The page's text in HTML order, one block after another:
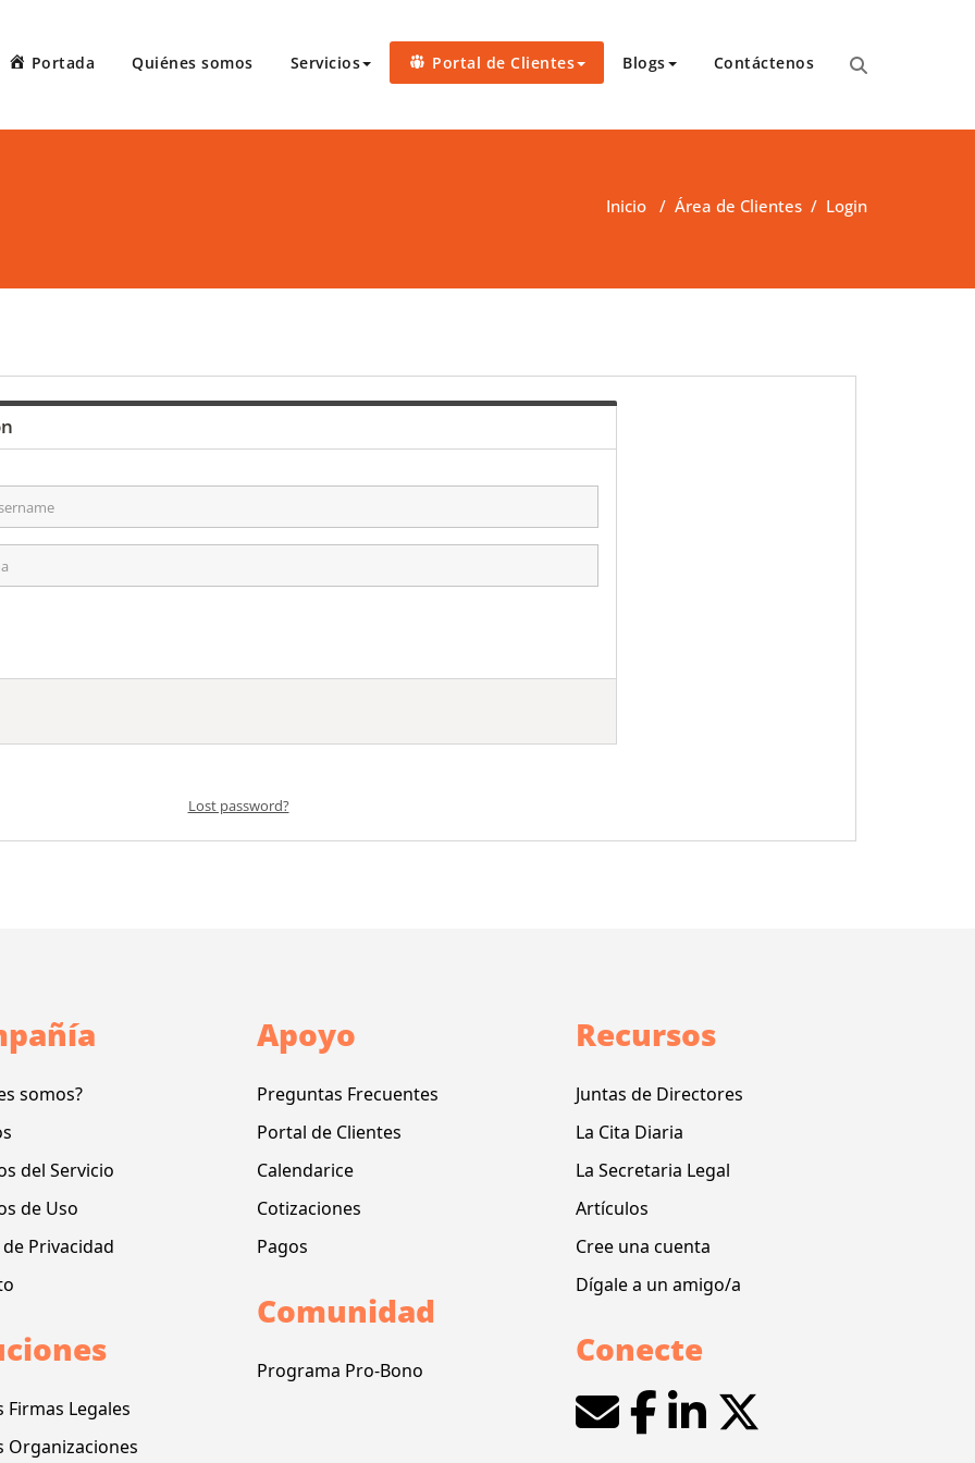
ofrece servicios de taquígrafos de récord en Puerto Rico, para transcripciones para el Tribunal de Apelaciones,
Portada Quiénes somos Servicios Portal de Clientes Blogs Contáctenos
Inicio / Área de Clientes / Login
Lost password?
somos?
del Servicio
de Uso
Privacidad
Firmas Legales
Organizaciones
Apoyo
Preguntas Frecuentes
Portal de Clientes
Calendarice
Cotizaciones
Pagos
Comunidad
Programa Pro-Bono
Recursos
Juntas de Directores
La Cita Diaria
La Secretaria Legal
Artículos
Cree una cuenta
Dígale a un amigo/a
Conecte